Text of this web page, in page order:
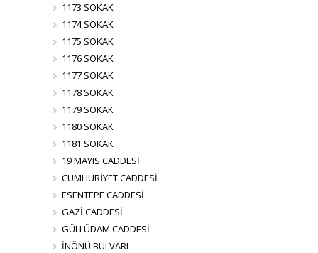
1173 SOKAK
1174 SOKAK
1175 SOKAK
1176 SOKAK
1177 SOKAK
1178 SOKAK
1179 SOKAK
1180 SOKAK
1181 SOKAK
19 MAYIS CADDESİ
CUMHURİYET CADDESİ
ESENTEPE CADDESİ
GAZİ CADDESİ
GÜLLÜDAM CADDESİ
İNÖNÜ BULVARI